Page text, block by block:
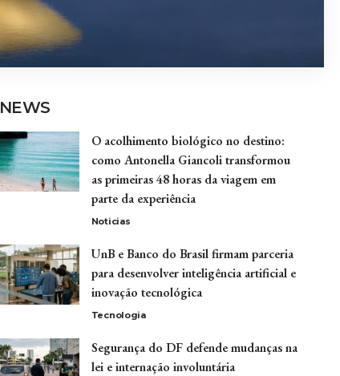
NEWS
O acolhimento biológico no destino:
como Antonella Giancoli transformou
as primeiras 48 horas da viagem em
parte da experiência
Noticias
UnB e Banco do Brasil firmam parceria
para desenvolver inteligência artificial e
inovação tecnológica
Tecnologia
Segurança do DF defende mudanças na
lei e internação involuntária